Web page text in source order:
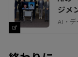
ジメ
NTT
AI・デ
では